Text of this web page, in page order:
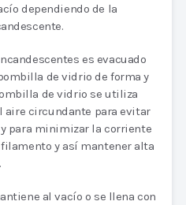
dependiendo de la
es evacuado
de vidrio de forma y
de vidrio se utiliza
aire circundante para evitar
para minimizar la corriente
y así mantener alta
al vacío o se llena con